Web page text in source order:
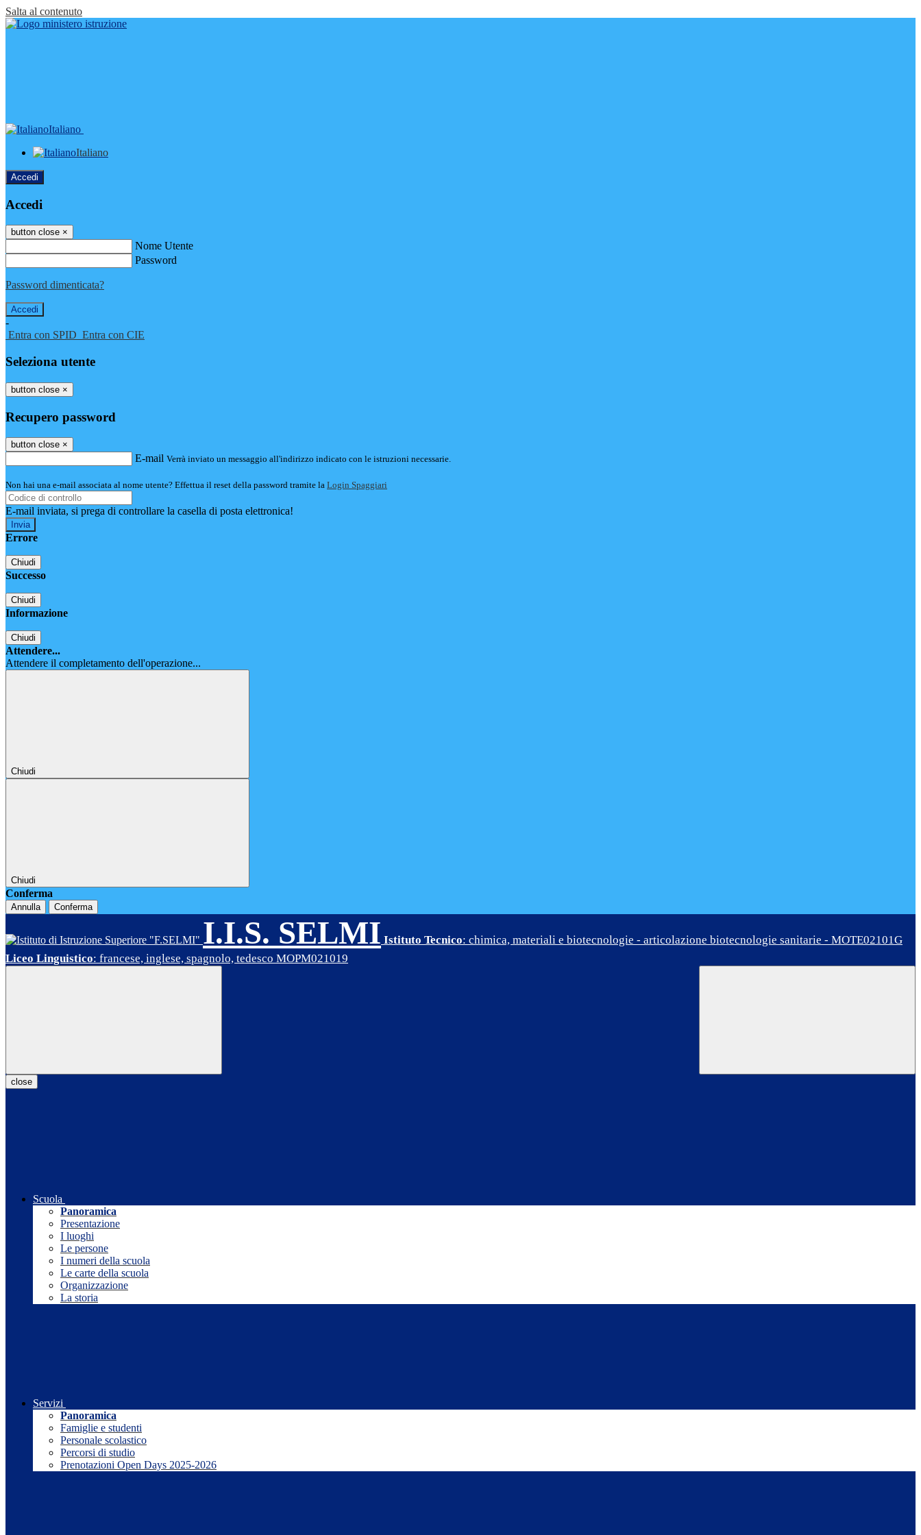
Salta al contenuto
Italiano
Italiano
Accedi
Accedi
button close ×
Nome Utente
Password
Password dimenticata?
-
Entra con SPID Entra con CIE
Seleziona utente
button close ×
Recupero password
button close ×
E-mail Verrà inviato un messaggio all'indirizzo indicato con le istruzioni necessarie.
Non hai una e-mail associata al nome utente? Effettua il reset della password tramite la Login Spaggiari
E-mail inviata, si prega di controllare la casella di posta elettronica!
Errore
Chiudi
Successo
Chiudi
Informazione
Chiudi
Attendere...
Attendere il completamento dell'operazione...
Chiudi
Chiudi
Conferma
Annulla Conferma
I.I.S. SELMI Istituto Tecnico: chimica, materiali e biotecnologie - articolazione biotecnologie sanitarie - MOTE02101G
Liceo Linguistico: francese, inglese, spagnolo, tedesco MOPM021019
close
Scuola
Panoramica
Presentazione
I luoghi
Le persone
I numeri della scuola
Le carte della scuola
Organizzazione
La storia
Servizi
Panoramica
Famiglie e studenti
Personale scolastico
Percorsi di studio
Prenotazioni Open Days 2025-2026